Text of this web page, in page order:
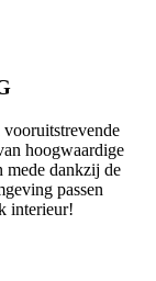
hoogwaardige
mede dankzij de
passen
interieur!